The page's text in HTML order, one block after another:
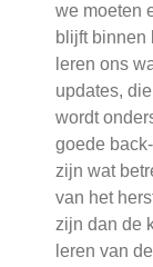
we moeten
blijft binnen
leren ons
updates,
wordt
goede
zijn wat
van het
zijn dan de
leren van